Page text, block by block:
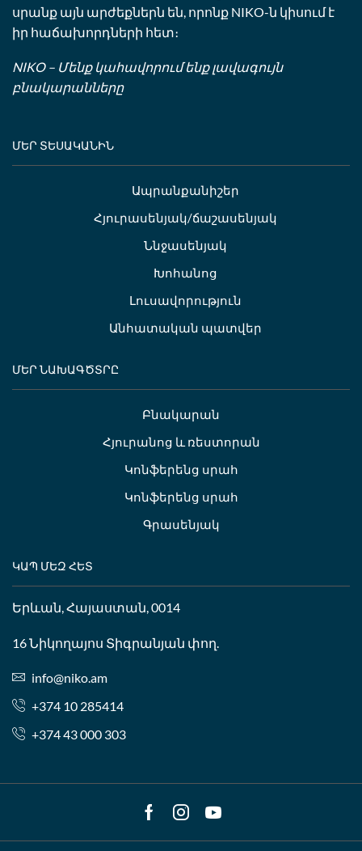
սրանք այն արժեքներն են, որոնք NIKO-ն կիսում է
իր հաճախորդների հետ։
NIKO – Մենք կահավորում ենք լավագույն
բնակարանները
ՄԵՐ ՏԵՍԱԿԱՆԻՆ
Ապրանքանիշեր
Հյուրասենյակ/ճաշասենյակ
Ննջասենյակ
Խոհանոց
Լուսավորություն
Անհատական պատվեր
ՄԵՐ ՆԱԽԱԳԾՏՐԸ
Բնակարան
Հյուրանոց և ռեստորան
Կոնֆերենց սրահ
Կոնֆերենց սրահ
Գրասենյակ
ԿԱՊ ՄԵԶ ՀԵՏ
Երևան, Հայաստան, 0014
16 Նիկողայոս Տիգրանյան փող.
info@niko.am
+374 10 285414
+374 43 000 303
Facebook
Instagram
Youtube